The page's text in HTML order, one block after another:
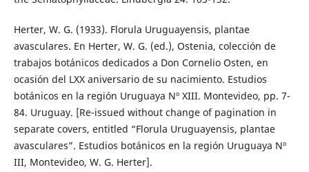
Herter, W. G. (1933). Florula Uruguayensis, plantae
avasculares. En Herter, W. G. (ed.), Ostenia, colección de
trabajos botánicos dedicados a Don Cornelio Osten, en
ocasión del LXX aniversario de su nacimiento. Estudios
botánicos en la región Uruguaya Nº XIII. Montevideo, pp. 7-
84. Uruguay. [Re-issued without change of pagination in
separate covers, entitled “Florula Uruguayensis, plantae
avasculares”. Estudios botánicos en la región Uruguaya Nº
III, Montevideo, W. G. Herter].